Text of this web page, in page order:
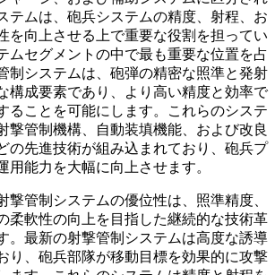
テムは、砲兵システムの精度、射程、お
を向上させる上で重要な役割を担ってい
ムセグメントの中で最も重要な位置を占
制システムは、砲弾の精密な照準と発射
構成要素であり、より高い精度と効率で
ることを可能にします。これらのシステ
撃管制機構、自動装填機能、および改良
の先進技術が組み込まれており、砲兵プ
用能力を大幅に向上させます。
撃管制システムの優位性は、照準精度、
柔軟性の向上を目指した継続的な技術革
。最新の射撃管制システムは高度な誘導
り、砲兵部隊が移動目標を効果的に攻撃